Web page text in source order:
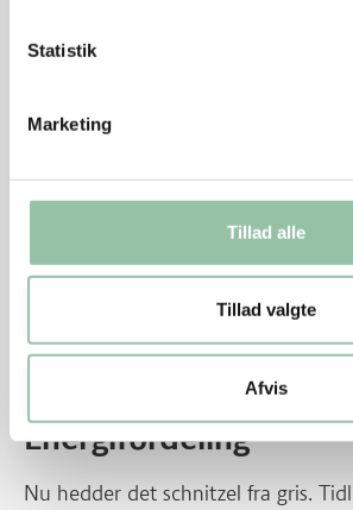
Statistik
Marketing
Tillad alle
Tillad valgte
Afvis
Smør den ene side af schnitzlerne
Vend derefter schnitzlerne
Tag kødet af panden.
salt.
Energifordeling
Nu hedder det schnitzel fra gris.